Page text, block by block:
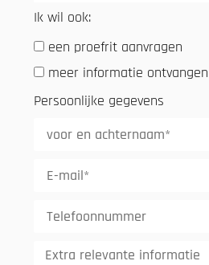
Ik wil ook:
een proefrit aanvragen
meer informatie ontvangen
Persoonlijke gegevens